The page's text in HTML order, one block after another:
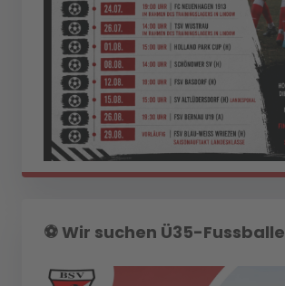
⚽️ Wir suchen Ü35-